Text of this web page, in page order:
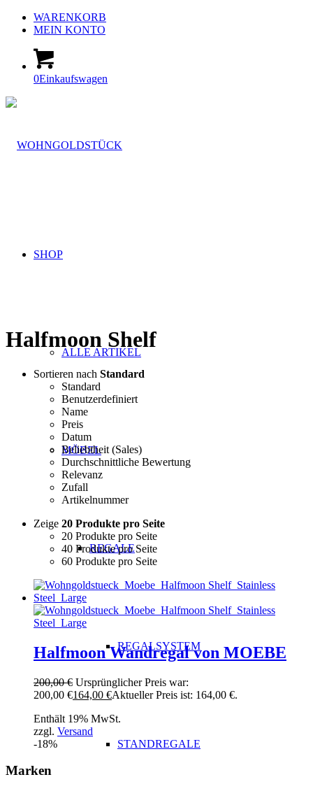
WARENKORB
MEIN KONTO
0Einkaufswagen
SHOP
ALLE ARTIKEL
MÖBEL
REGALE
REGALSYSTEM
STANDREGALE
Halfmoon Shelf
Sortieren nach Standard
Standard
Benutzerdefiniert
Name
Preis
Datum
Beliebtheit (Sales)
Durchschnittliche Bewertung
Relevanz
Zufall
Artikelnummer
Zeige 20 Produkte pro Seite
20 Produkte pro Seite
40 Produkte pro Seite
60 Produkte pro Seite
Halfmoon Wandregal von MOEBE
200,00€ Ursprünglicher Preis war:
200,00 €164,00 €Aktueller Preis ist: 164,00 €.
Enthält 19% MwSt.
zzgl. Versand
-18%
Marken